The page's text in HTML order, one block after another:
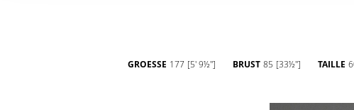
GROESSE 177 [5' 9½''] BRUST 85 [33½''] TAILLE